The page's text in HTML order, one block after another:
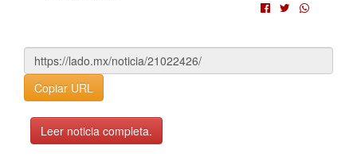
Copiar URL
Leer noticia completa.